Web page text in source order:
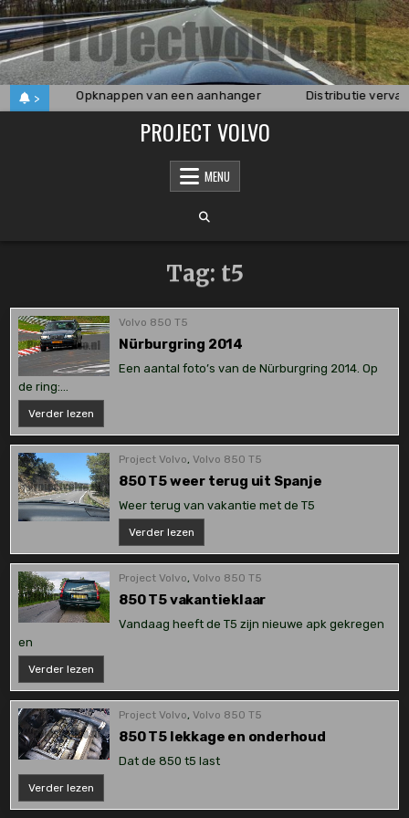
Skip
to
content
>
340 Opknappen van een aanhanger Distributie
PROJECT VOLVO
MENU
Tag: t5
Volvo 850 T5
Nürburgring 2014
Een aantal foto’s van de Nürburgring 2014. Op
de ring:…
Verder lezen
2014
Project Volvo,Volvo 850 T5
850 T5 weer terug uit Spanje
Weer terug van vakantie met de T5
Verder lezen
T5
weer
terug
uit
Project Volvo,Volvo 850 T5
850 T5 vakantieklaar
Vandaag heeft de T5 zijn nieuwe apk gekregen
en
Verder lezen
T5
vakantieklaar
Project Volvo,Volvo 850 T5
850 T5 lekkage en onderhoud
Dat de 850 t5 last
Verder lezen
T5
lekkage